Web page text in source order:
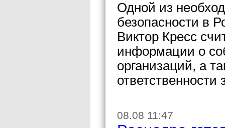
Одной из
безопасности в
Виктор Кресс
информации о
организаций, а
08.08 11:47